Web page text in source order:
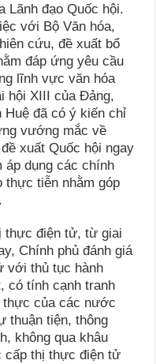
Lãnh đạo Quốc hội.
với Bộ Văn hóa,
cứu, đề xuất bổ
đáp ứng yêu cầu
lĩnh vực văn hóa
hội XIII của Đảng,
đã có ý kiến chỉ
vướng mắc về
xuất Quốc hội ngay
dụng các chính
thực tiễn nhằm góp
thực điện tử, từ giai
Chính phủ đánh giá
với thủ tục hành
có tính cạnh tranh
của các nước
thuận tiện, thông
không qua khâu
cấp thị thực điện tử